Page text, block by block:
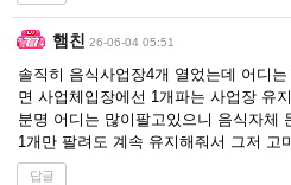
햄친 26-06-04 05:51
솔직히 음식사업장4개 열었는데 어디
면 사업체입장에선 1개파는 사업장 유
분명 어디는 많이팔고있으니 음식자체
1개만 팔려도 계속 유지해줘서 그저 고
답글